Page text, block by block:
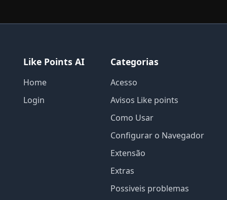
Like Points AI
Home
Login
Categorias
Acesso
Avisos Like points
Como Usar
Configurar o Navegador
Extensão
Extras
Possiveis problemas